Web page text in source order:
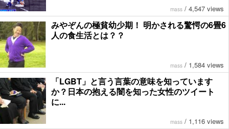
mass / 4,547 views
みやぞんの極貧幼少期！ 明かされる驚愕の6畳6
人の食生活とは？？
mass / 1,584 views
「LGBT」と言う言葉の意味を知っています
か？日本の抱える闇を知った女性のツイート
に...
mass / 1,116 views